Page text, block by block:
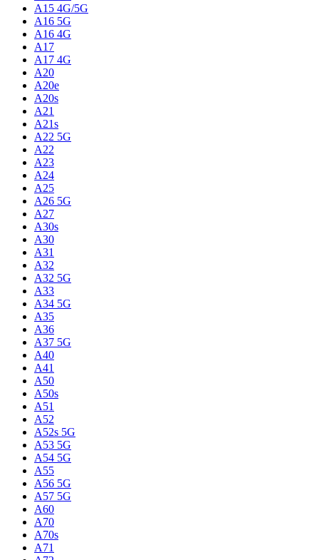
A15 4G/5G
A16 5G
A16 4G
A17
A17 4G
A20
A20e
A20s
A21
A21s
A22 5G
A22
A23
A24
A25
A26 5G
A27
A30s
A30
A31
A32
A32 5G
A33
A34 5G
A35
A36
A37 5G
A40
A41
A50
A50s
A51
A52
A52s 5G
A53 5G
A54 5G
A55
A56 5G
A57 5G
A60
A70
A70s
A71